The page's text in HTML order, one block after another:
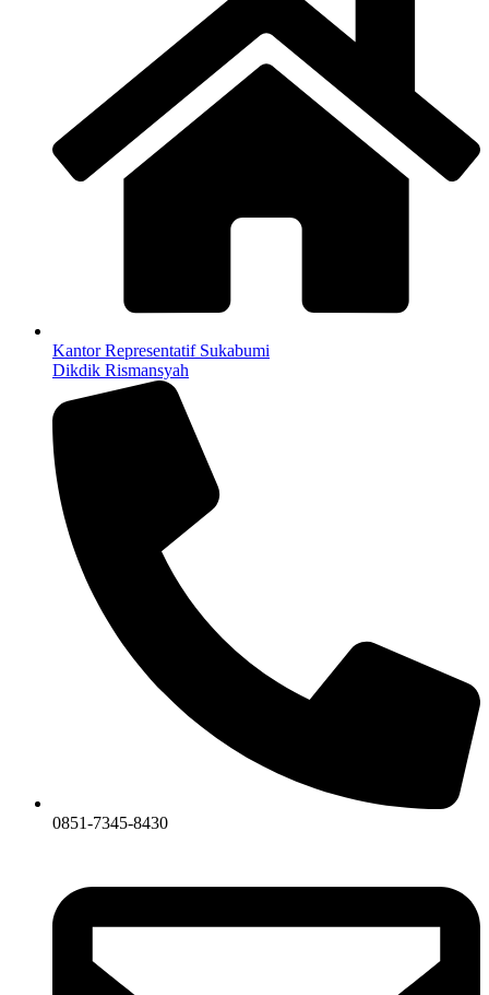
Kantor Representatif Sukabumi
Dikdik Rismansyah
0851-7345-8430